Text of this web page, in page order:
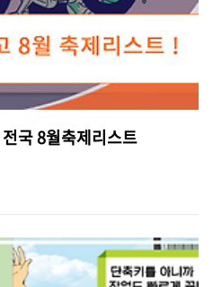
국 8월축제리스트